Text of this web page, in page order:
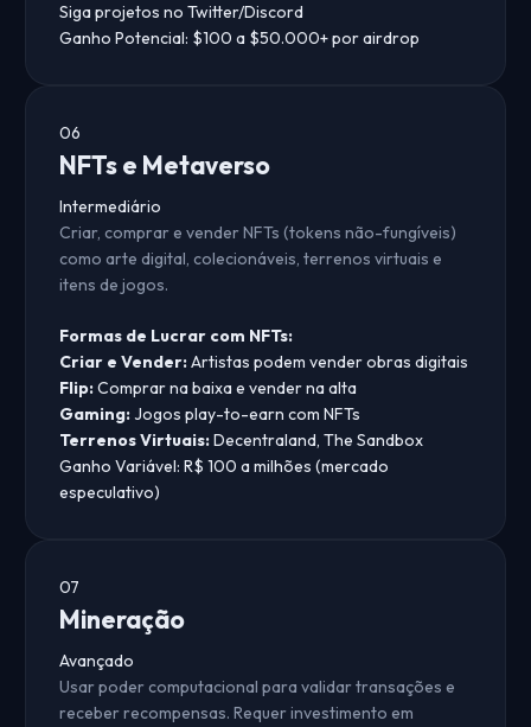
Siga projetos no Twitter/Discord
Ganho Potencial: $100 a $50.000+ por airdrop
06
NFTs e Metaverso
Intermediário
Criar, comprar e vender NFTs (tokens não-fungíveis)
como arte digital, colecionáveis, terrenos virtuais e
itens de jogos.
Formas de Lucrar com NFTs:
Criar e Vender:Artistas podem vender obras digitais
Flip:Comprar na baixa e vender na alta
Gaming:Jogos play-to-earn com NFTs
Terrenos Virtuais:Decentraland, The Sandbox
Ganho Variável: R$ 100 a milhões (mercado
especulativo)
07
Mineração
Avançado
Usar poder computacional para validar transações e
receber recompensas. Requer investimento em